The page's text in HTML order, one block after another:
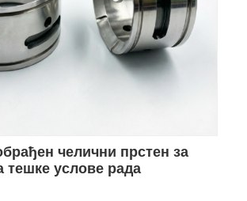
челични прстен за
тешке услове рада